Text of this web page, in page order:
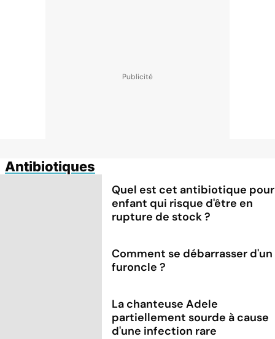
Antibiotiques
Quel est cet antibiotique pour
enfant qui risque d'être en
rupture de stock ?
Comment se débarrasser d'un
furoncle ?
La chanteuse Adele
partiellement sourde à cause
d'une infection rare